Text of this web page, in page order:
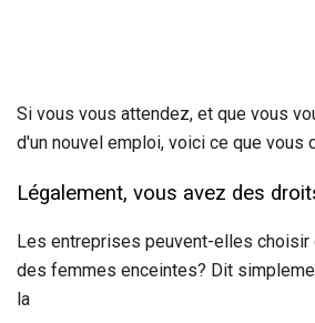
Si vous vous attendez, et que vous
d'un nouvel emploi, voici ce que vous
Légalement, vous avez des
Les entreprises peuvent-elles choisir
des femmes enceintes? Dit
la